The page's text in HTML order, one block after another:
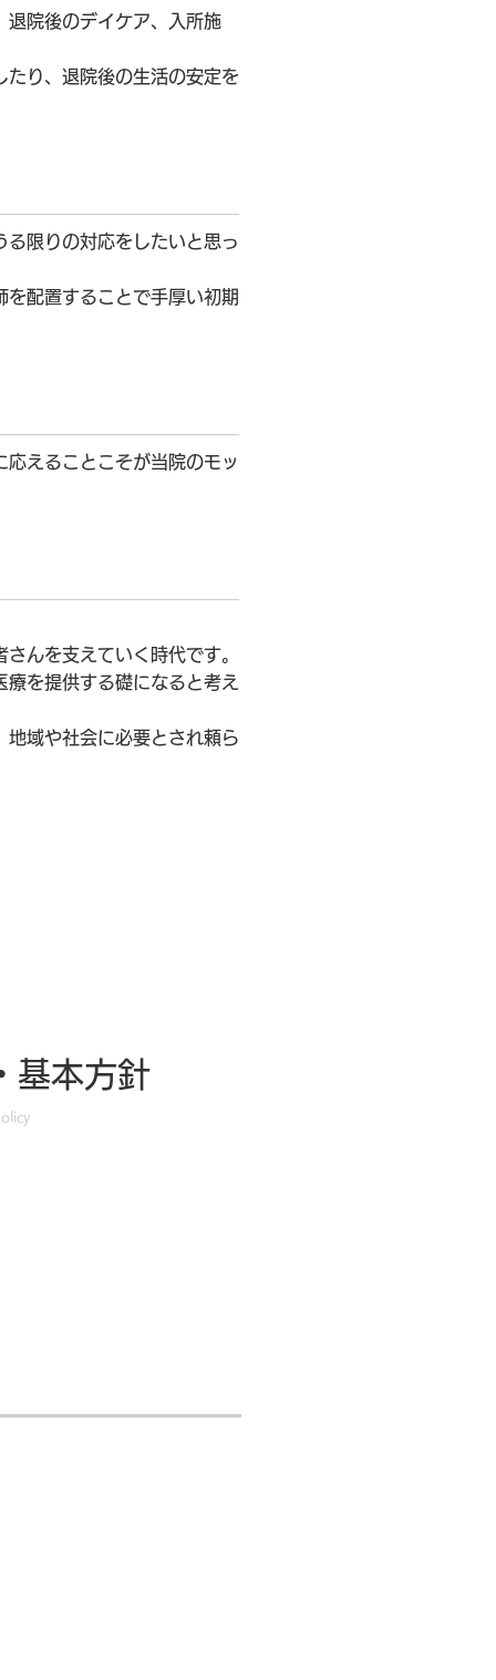
退院後のデイケア、入所施
たり、退院後の生活の安定を
限りの対応をしたいと思っ
を配置することで手厚い初期
えることこそが当院のモッ
んを支えていく時代です。
を提供する礎になると考え
地域や社会に必要とされ頼ら
基本方針